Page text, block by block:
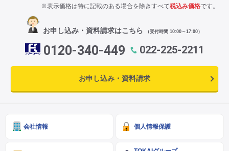
※表示価格は特に記載のある場合を除きすべて税込み価格です。
お申し込み・資料請求はこちら （受付時間 10:00～17:00）
0120-340-449 022-225-2211
お申し込み・資料請求
会社情報 個人情報保護